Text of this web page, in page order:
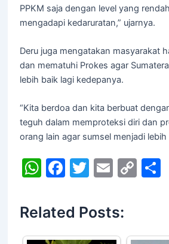
PPKM saja dengan level yang
mengadapi kedaruratan,” ujarnya.
Deru juga mengatakan masyarakat
dan mematuhi Prokes agar
lebih baik lagi kedepanya.
“Kita berdoa dan kita berbuat
teguh dalam memproteksi diri dan
orang lain agar sumsel menjadi lebih
W
at
s
F
c
e
T
itt
er
E
ai
l
C S
Related Posts: